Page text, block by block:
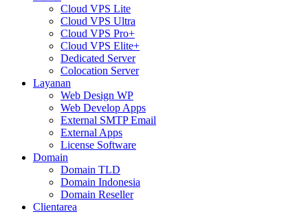
Cloud VPS Lite
Cloud VPS Ultra
Cloud VPS Pro+
Cloud VPS Elite+
Dedicated Server
Colocation Server
Layanan
Web Design WP
Web Develop Apps
External SMTP Email
External Apps
License Software
Domain
Domain TLD
Domain Indonesia
Domain Reseller
Clientarea